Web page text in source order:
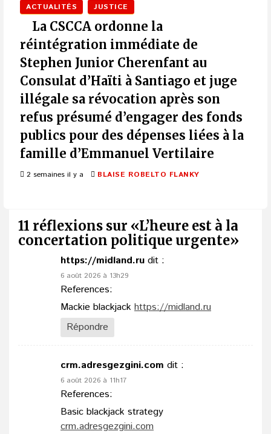
ACTUALITÉS JUSTICE
La CSCCA ordonne la
réintégration immédiate de
Stephen Junior Cherenfant au
Consulat d’Haïti à Santiago et juge
illégale sa révocation après son
refus présumé d’engager des fonds
publics pour des dépenses liées à la
famille d’Emmanuel Vertilaire
2 semaines il y a BLAISE ROBELTO FLANKY
11 réflexions sur «L’heure est à la
concertation politique urgente»
https://midland.ru dit :
6 août 2026 à 13h29
References:
Mackie blackjack https://midland.ru
Répondre
crm.adresgezgini.com dit :
6 août 2026 à 11h17
References:
Basic blackjack strategy
crm.adresgezgini.com